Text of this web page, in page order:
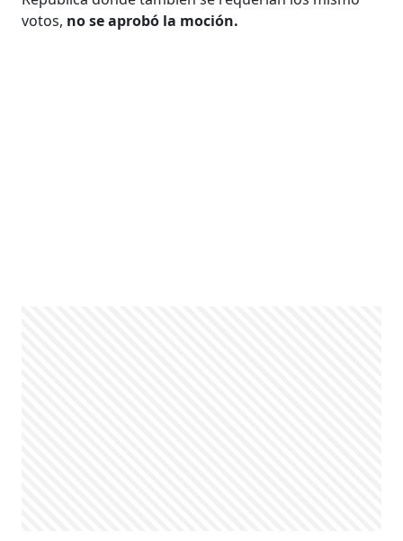
votos, no se aprobó la moción.